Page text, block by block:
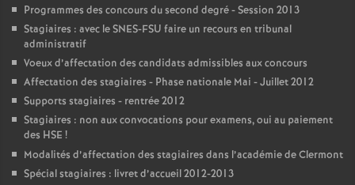
Programmes des concours du second degré - Session 2013
Stagiaires : avec le SNES-FSU faire un recours en tribunal
administratif
Voeux d’affectation des candidats admissibles aux concours
Affectation des stagiaires - Phase nationale Mai - Juillet 2012
Supports stagiaires - rentrée 2012
Stagiaires : non aux convocations pour examens, oui au paiement
des HSE !
Modalités d’affectation des stagiaires dans l’académie de Clermont
Spécial stagiaires : livret d’accueil 2012-2013